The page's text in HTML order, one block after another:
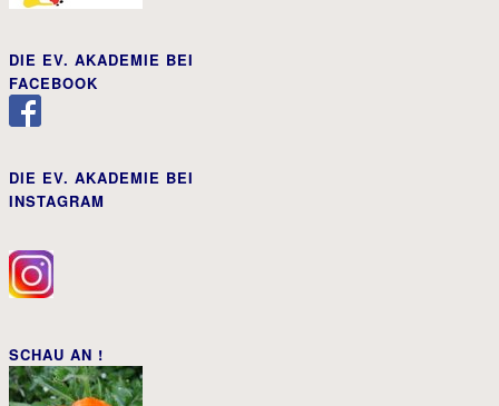
DIE EV. AKADEMIE BEI
FACEBOOK
DIE EV. AKADEMIE BEI
INSTAGRAM
SCHAU AN !